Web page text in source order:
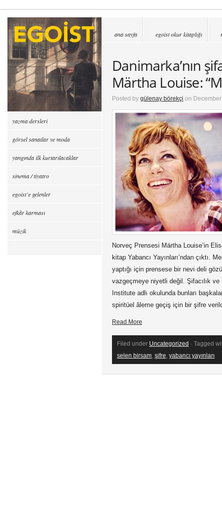
ana sayfa egoist okur kitaplığı
Danimarka’nın
Märtha Louise:
Posted by gülenay börekçi on
Norveç Prensesi Märtha Louise’in
kitap Yabancı Yayınları’ndan çıktı.
yaptığı için prensese bir nevi deli
vazgeçmeye niyetli değil. Şifacılık
Institute adlı okulunda bunları
spiritüel âleme geçiş için bir şifre
Read More
Filed under Uncategorized · Tagged
selen birsam, şifre, yabancı yayınları
yazma dersleri
görsel sanatlar ve moda
yangında ilk kurtarılacaklar
sinema / tiyatro
egoist’e gelenler
efkâr karması
müzik